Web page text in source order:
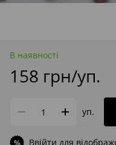
В наявності
158 грн/уп.
уп.
% Ввійти для